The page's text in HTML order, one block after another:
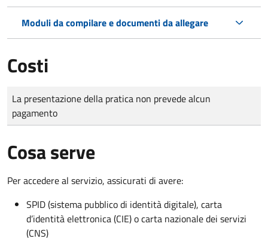
Moduli da compilare e documenti da allegare
Costi
Tipo di pagamento
Importo
La presentazione della pratica non prevede alcun
pagamento
Cosa serve
Per accedere al servizio, assicurati di avere:
SPID (sistema pubblico di identità digitale), carta
d’identità elettronica (CIE) o carta nazionale dei servizi
(CNS)